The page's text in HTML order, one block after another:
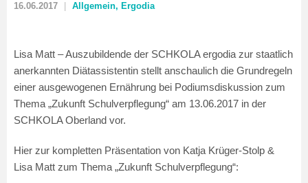
16.06.2017 Allgemein, Ergodia
Lisa Matt – Auszubildende der SCHKOLA ergodia zur staatlich
anerkannten Diätassistentin stellt anschaulich die Grundregeln
einer ausgewogenen Ernährung bei Podiumsdiskussion zum
Thema „Zukunft Schulverpflegung“ am 13.06.2017 in der
SCHKOLA Oberland vor.
Hier zur kompletten Präsentation von Katja Krüger-Stolp &
Lisa Matt zum Thema „Zukunft Schulverpflegung“: